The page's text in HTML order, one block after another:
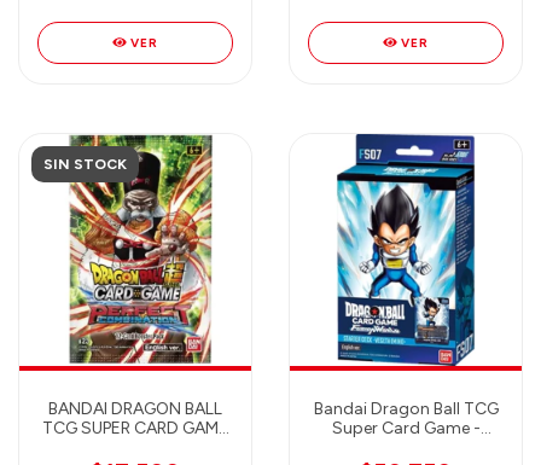
VER VER
SIN STOCK
BANDAI DRAGON BALL
TCG SUPER CARD GAME
Bandai Dragon Ball TCG
Super Card Game -